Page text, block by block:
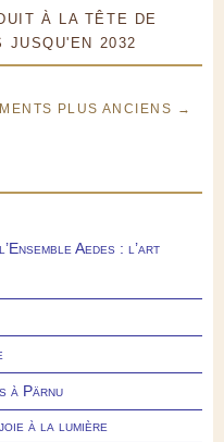
À LA TÊTE DE
JUSQU'EN 2032
PLUS ANCIENS →
Aedes : l’art
à Pärnu
à la lumière